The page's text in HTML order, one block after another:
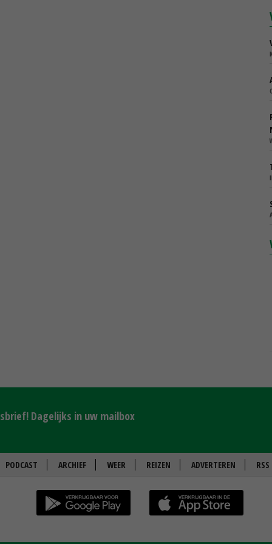
Dagelijks in uw mailbox
PODCAST ARCHIEF WEER REIZEN ADVERTEREN RSS